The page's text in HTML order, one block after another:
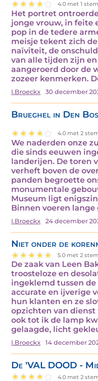
4.0 met 1
Het portret
jonge vrouw, in feite
pop in de tedere
meisje tekent zich
naïviteit, de
van alle tijden zijn
aangeroerd door de
zozeer kenmerken.
I.Broeckx 30 december
Brueghel in Den
4.0 met 2
We naderden onze
die sinds eeuwen
landerijen. De toren
verheft boven de
panden begroette
monumentale
Museum ligt
Binnen voeren
I.Broeckx 24 december
Niet onder de
5.0 met 2
De zaak van Leen
troosteloze en
ingeklemd tussen
accurate en ijverige
hun klanten en ze
opzichten van
ook tot ik de lamp
gelaagde, licht
I.Broeckx 14 december
De 'VAL DOOD -
4.0 met 2